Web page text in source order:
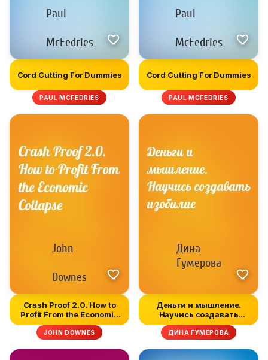
Cord Cutting For Dummies
PAUL MCFEDRIES
Cord Cutting For Dummies
PAUL MCFEDRIES
Crash Proof 2.0. How to
Profit From the Economic
C...
JOHN DOWNES
Деньги и мышление.
Научись создавать
изобилие
ДИНА ГУМЕРОВА